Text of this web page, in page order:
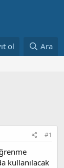
ol Ara
#1
kullanılacak